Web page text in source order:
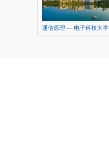
通信原理 — 电子科技大学